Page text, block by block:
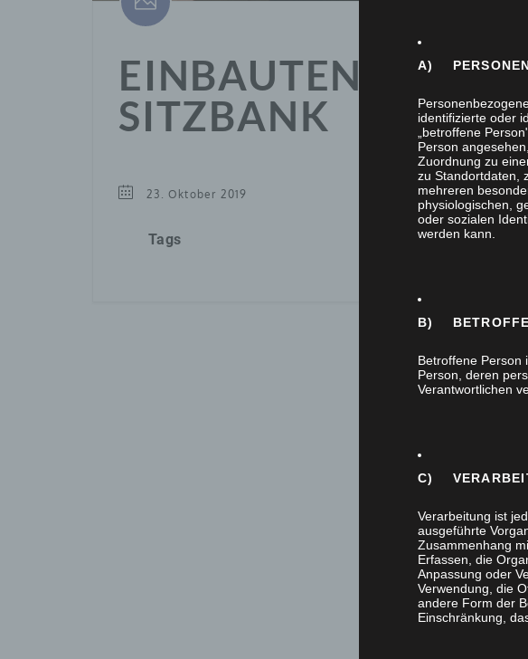
EINBAUTEN IM
SITZBANK
23. Oktober 2019
Tags
A)
identifizierte oder
„betroffene
Person
Zuordnung zu
zu Standortdaten,
mehreren
physiologischen,
oder sozialen
werden kann.
B)
Betroffene Person
Person, deren
Verantwortlichen
C)
Verarbeitung ist
ausgeführte
Zusammenhang
Erfassen, die
Anpassung oder
Verwendung, die
andere Form der
Einschränkung,